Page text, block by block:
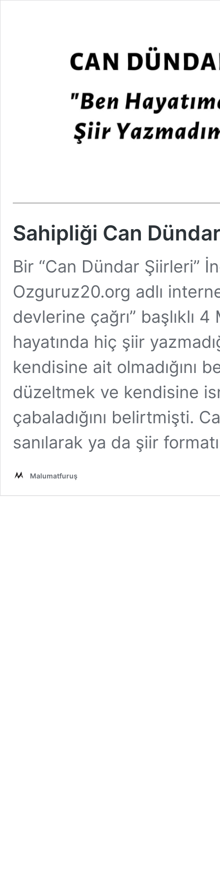
Sahipliği Can
Bir “Can Dündar Şiirleri”
Ozguruz20.org adlı
devlerine çağrı” başlıklı
hayatında hiç şiir
kendisine ait olmadığını
düzeltmek ve kendisine
çabaladığını belirtmişti.
sanılarak ya da şiir
Malumatfuruş